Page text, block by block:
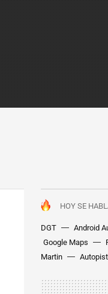
HOY SE
DGT Android
Google Maps
Martin